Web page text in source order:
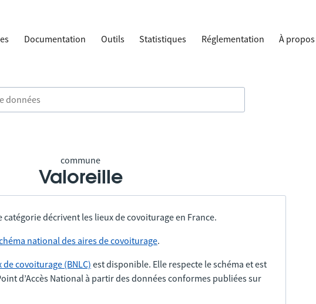
Documentation Outils Statistiques Réglementation À propos
commune
Valoreille
catégorie décrivent les lieux de covoiturage en France.
national des aires de covoiturage.
covoiturage (BNLC) est disponible. Elle respecte le schéma et est
d’Accès National à partir des données conformes publiées sur